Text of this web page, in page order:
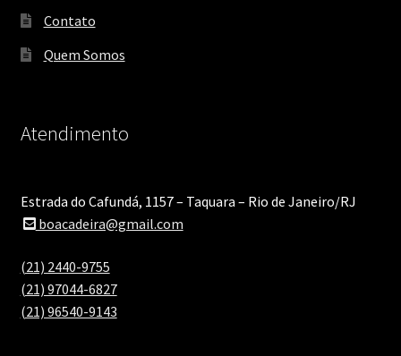
Contato
Quem Somos
Atendimento
Estrada do Cafundá, 1157 – Taquara – Rio de Janeiro/RJ
boacadeira@gmail.com
(21) 2440-9755
(21) 97044-6827
(21) 96540-9143